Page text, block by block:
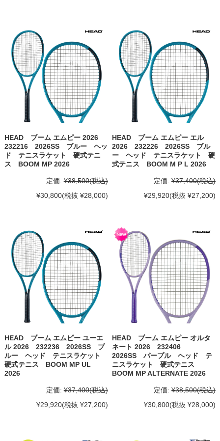
HEAD ブーム エムピー 2026
232216 2026SS ブルー ヘッ
ド テニスラケット 硬式テニ
ス BOOM MP 2026
定価: ¥38,500(税込)
¥30,800(税抜 ¥28,000)
HEAD ブーム エムピー エル
2026 232226 2026SS ブル
ー ヘッド テニスラケット 硬
式テニス BOOM M P L 2026
定価: ¥37,400(税込)
¥29,920(税抜 ¥27,200)
HEAD ブーム エムピー ユーエ
ル 2026 232236 2026SS ブ
ルー ヘッド テニスラケット
硬式テニス BOOM MP UL
2026
定価: ¥37,400(税込)
¥29,920(税抜 ¥27,200)
HEAD ブーム エムピー オルタ
ネート 2026 232406
2026SS パープル ヘッド テ
ニスラケット 硬式テニス
BOOM MP ALTERNATE 2026
定価: ¥38,500(税込)
¥30,800(税抜 ¥28,000)